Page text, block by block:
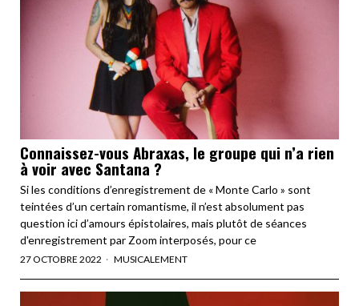
Connaissez-vous Abraxas, le groupe qui n’a rien
à voir avec Santana ?
Si les conditions d’enregistrement de « Monte Carlo » sont
teintées d’un certain romantisme, il n’est absolument pas
question ici d’amours épistolaires, mais plutôt de séances
d'enregistrement par Zoom interposés, pour ce
27 OCTOBRE 2022 MUSICALEMENT